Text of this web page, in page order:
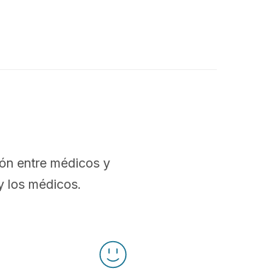
entre médicos y
los médicos.